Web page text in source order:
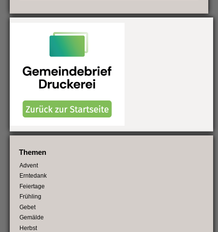
Themen
Advent
Erntedank
Feiertage
Frühling
Gebet
Gemälde
Herbst